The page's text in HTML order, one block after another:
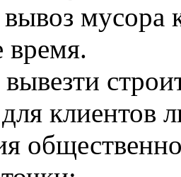
мусора
время.
клиентов